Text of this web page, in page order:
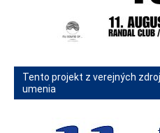
Tento projekt z verejných
umenia